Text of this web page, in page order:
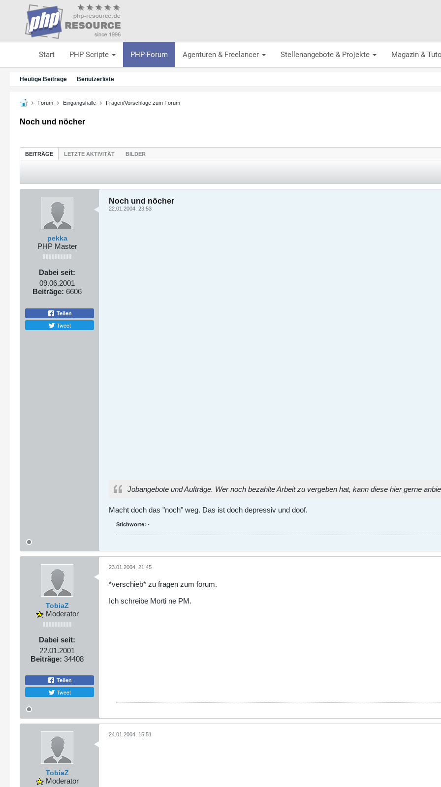
Start PHP Scripte PHP-Forum Agenturen & Freelancer Stellenangebote & Projekte Magazin &
Heutige Beiträge Benutzerliste
Forum Eingangshalle Fragen/Vorschläge zum Forum
Noch und nöcher
BEITRÄGE LETZTE AKTIVITÄT BILDER
pekka
PHP Master
Dabei seit:
09.06.2001
Beiträge: 6606
Teilen
Tweet
Noch und nöcher
22.01.2004, 23:53
Jobangebote und Aufträge. Wer noch bezahlte Arbeit zu vergeben hat, kann diese hier gerne
Macht doch das "noch" weg. Das ist doch depressiv und doof.
Stichworte: -
TobiaZ
Moderator
Dabei seit:
22.01.2001
Beiträge: 34408
Teilen
Tweet
23.01.2004, 21:45
*verschieb* zu fragen zum forum.
Ich schreibe Morti ne PM.
TobiaZ
Moderator
24.01.2004, 15:51